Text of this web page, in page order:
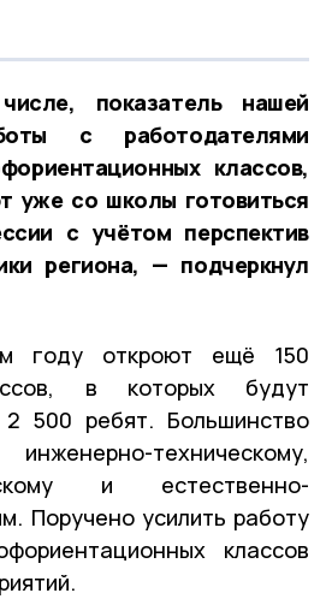
показатель нашей
с работодателями
классов,
уже со школы готовиться
с учётом перспектив
региона, — подчеркнул
году откроют ещё 150
в которых будут
500 ребят. Большинство
техническому,
и естественно-
Поручено усилить работу
классов